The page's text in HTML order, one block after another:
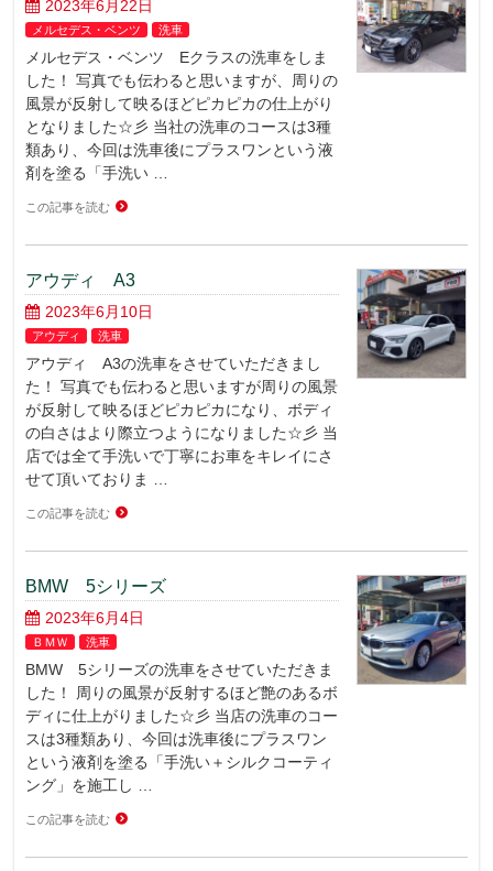
2023年6月22日
メルセデス・ベンツ 洗車
メルセデス・ベンツ Eクラスの洗車をしま
した！ 写真でも伝わると思いますが、周りの
風景が反射して映るほどピカピカの仕上がり
となりました☆彡 当社の洗車のコースは3種
類あり、今回は洗車後にプラスワンという液
剤を塗る「手洗い …
この記事を読む
アウディ A3
2023年6月10日
アウディ 洗車
アウディ A3の洗車をさせていただきまし
た！ 写真でも伝わると思いますが周りの風景
が反射して映るほどピカピカになり、ボディ
の白さはより際立つようになりました☆彡 当
店では全て手洗いで丁寧にお車をキレイにさ
せて頂いておりま …
この記事を読む
BMW 5シリーズ
2023年6月4日
ＢＭＷ 洗車
BMW 5シリーズの洗車をさせていただきま
した！ 周りの風景が反射するほど艶のあるボ
ディに仕上がりました☆彡 当店の洗車のコー
スは3種類あり、今回は洗車後にプラスワン
という液剤を塗る「手洗い＋シルクコーティ
ング」を施工し …
この記事を読む